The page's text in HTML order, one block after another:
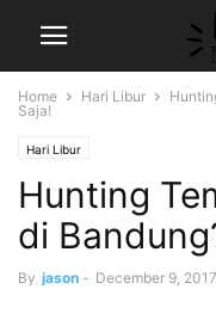
Home Hari Libur
Saja!
Hari Libur
Hunting
di
By jason - December 9, 2017